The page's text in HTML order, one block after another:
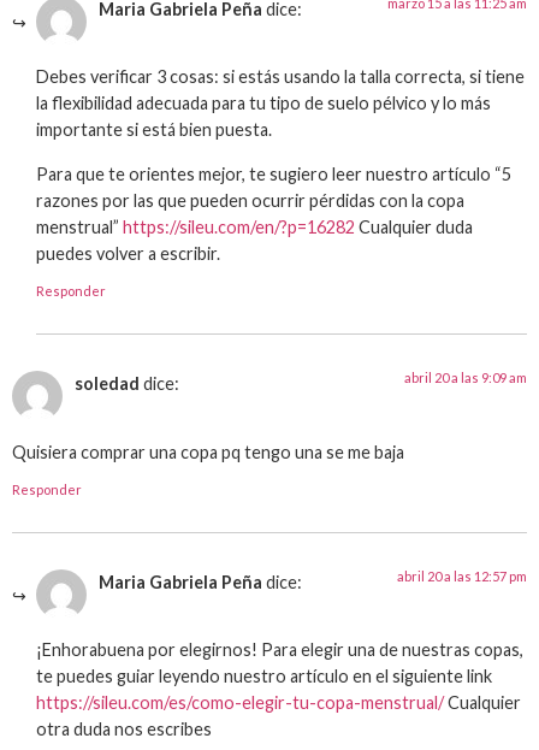
Maria Gabriela Peña dice:
Debes verificar 3 cosas: si estás usando la talla correcta, si tiene
la flexibilidad adecuada para tu tipo de suelo pélvico y lo más
importante si está bien puesta.
Para que te orientes mejor, te sugiero leer nuestro artículo “5
razones por las que pueden ocurrir pérdidas con la copa
menstrual” https://sileu.com/en/?p=16282 Cualquier duda
puedes volver a escribir.
Responder
soledad dice: abril 20 a las 9:09 am
Quisiera comprar una copa pq tengo una se me baja
Responder
Maria Gabriela Peña dice: abril 20 a las 12:57 pm
¡Enhorabuena por elegirnos! Para elegir una de nuestras copas,
te puedes guiar leyendo nuestro artículo en el siguiente link
https://sileu.com/es/como-elegir-tu-copa-menstrual/Cualquier
otra duda nos escribes